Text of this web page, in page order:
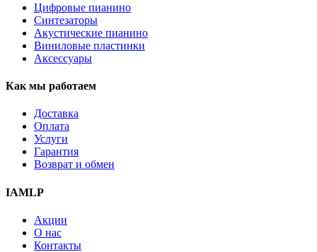
Цифровые пианино
Синтезаторы
Акустические пианино
Виниловые пластинки
Аксессуары
Как мы работаем
Доставка
Оплата
Услуги
Гарантия
Возврат и обмен
IAMLP
Акции
О нас
Контакты